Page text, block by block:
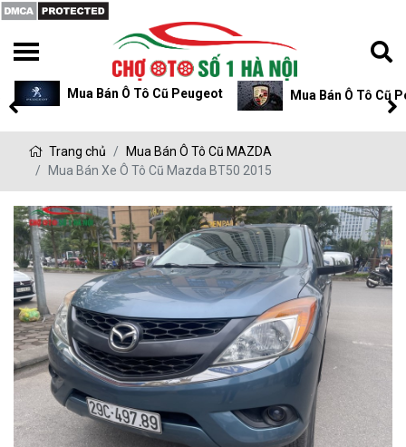
Mua Bán Ô Tô Cũ Peugeot Mua Bán Ô Tô Cũ
Trang chủ
Mua Bán Ô Tô Cũ MAZDA
Mua Bán Xe Ô Tô Cũ Mazda BT50 2015